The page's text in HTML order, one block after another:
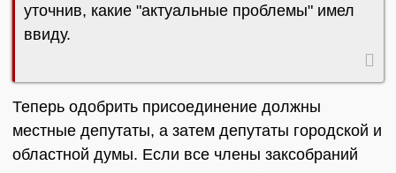
уточнив, какие "актуальные проблемы" имел
ввиду.
Теперь одобрить присоединение должны
местные депутаты, а затем депутаты городской и
областной думы. Если все члены заксобраний